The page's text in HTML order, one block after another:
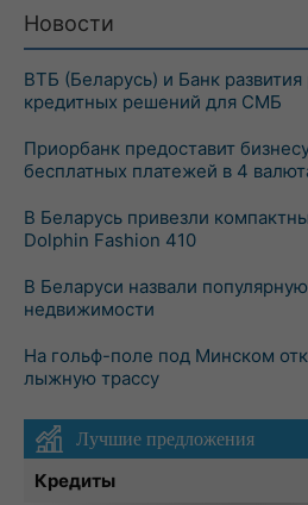
Новости
ВТБ (Беларусь) и Банк
кредитных решений для СМБ
Приорбанк предоставит
бесплатных платежей в 4
В Беларусь привезли
Dolphin Fashion 410
В Беларуси назвали
недвижимости
На гольф-поле под Минском
лыжную трассу
Лучшие предложения
Кредиты